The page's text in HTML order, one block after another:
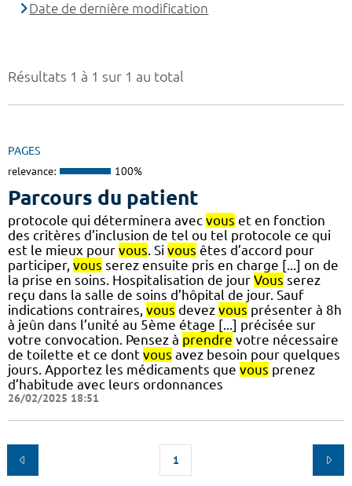
Résultats 1 à 1 sur 1 au total
PAGES
relevance: 100%
Parcours du patient
protocole qui déterminera avec vous et en fonction
des critères d’inclusion de tel ou tel protocole ce qui
est le mieux pour vous . Si vous êtes d’accord pour
participer, vous serez ensuite pris en charge [...] on de
la prise en soins. Hospitalisation de jour Vous serez
reçu dans la salle de soins d’hôpital de jour. Sauf
indications contraires, vous devez vous présenter à 8h
à jeûn dans l’unité au 5ème étage [...] précisée sur
votre convocation. Pensez à prendre votre nécessaire
de toilette et ce dont vous avez besoin pour quelques
jours. Apportez les médicaments que vous prenez
d’habitude avec leurs ordonnances
26/02/2025 18:51
1
Date de dernière modification